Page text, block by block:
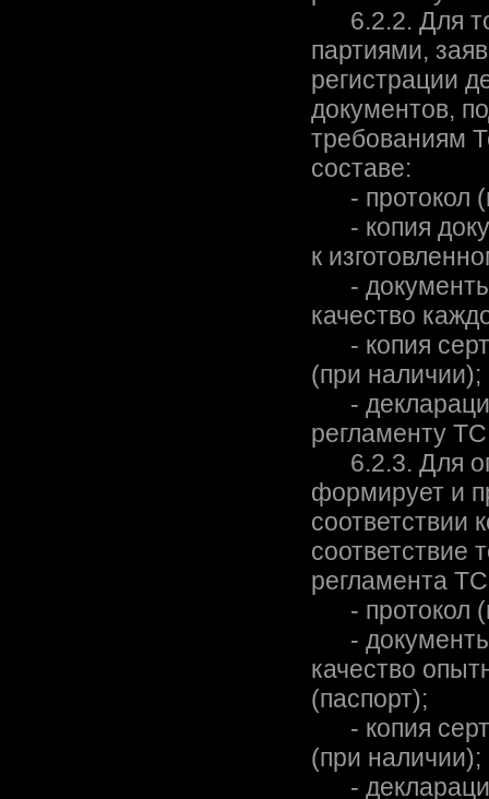
6.2.2. Для
партиями,
регистрации
документов,
требованиям
составе:
- протокол
- копия
к
-
качество
- копия
(при наличии);
-
регламенту
6.2.3. Для
формирует и
соответствии
соответствие
регламента
- протокол
-
качество
(паспорт);
- копия
(при наличии);
-